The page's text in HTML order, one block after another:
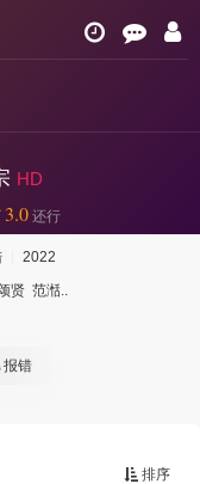
HD
3.0 还行
2022
贤 范湉..
报错
排序